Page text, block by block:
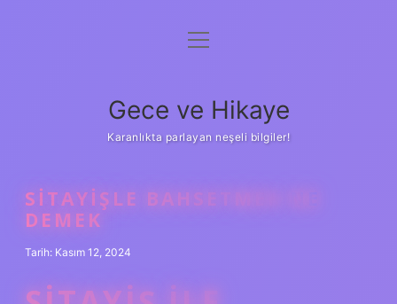
Anasayfa
Yasal Uyarı
menüyü
Gece ve Hikaye
Karanlıkta parlayan neşeli bilgiler!
SITAYIŞLE BAHSETMEK NE
DEMEK
Tarih: Kasım 12, 2024